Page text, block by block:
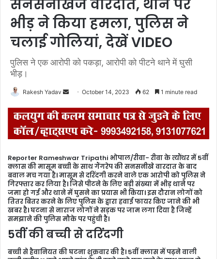
सनसनीखेज वारदात, थाने पर
भीड़ ने किया हमला, पुलिस ने
चलाई गोलियां, देखें VIDEO
पुलिस ने एक आरोपी को पकड़ा, आरोपी को पीटने थाने में घुसी
भीड़।
Rakesh Yadav
n
d
a
e
m
a
i
l
October 14, 2023 62 1 minute read
Reporter Rameshwar Tripathi भोपाल/रीवा- रीवा के त्यौंथर में 5वीं
क्लास की मासूम बच्ची के साथ गैंगरेप की सनसनीखे वारदात के बाद
बवाल मच गया है। मासूम से दरिंदगी करने वाले एक आरोपी को पुलिस ने
गिरफ्तार कर लिया है। जिसे पीटने के लिए बड़ी संख्या में भीड़ थाने पर
जमा हो गई और थाने में घुसने का प्रयास भी किया। इस दौरान लोगों को
तितर बितर करने के लिए पुलिस के द्वारा हवाई फायर किए जाने की भी
खबर है। घटना से नाराज लोगों ने सड़क पर जाम लगा दिया है जिन्हें
समझाने की पुलिस मौके पर पहुंची है।
5वीं की बच्ची से दरिंदगी
बच्ची से हैवानियत की घटना शुक्रवार की है। 5वीं क्लास में पढ़ने वाली